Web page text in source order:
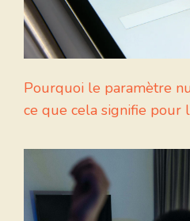
Pourquoi le paramètre
ce que cela signifie pour